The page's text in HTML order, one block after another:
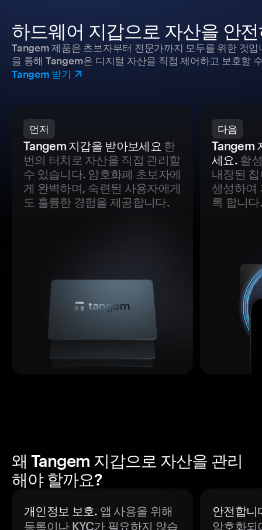
하드웨어 지갑으로 자산을 안
Tangem 제품은 초보자부터 전문가까지 모두를 위한 것
을 통해 Tangem은 디지털 자산을 직접 제어하고 보호할
Tangem 받기
먼저
Tangem 지갑을 받아보세요 한
번의 터치로 자산을 직접 관리할
수 있습니다. 암호화폐 초보자에
게 완벽하며, 숙련된 사용자에게
도 훌륭한 경험을 제공합니다.
다음
Tangem
세요.활
내장된
생성하여
록 합니다.
왜 Tangem 지갑으로 자산을 관리
해야 할까요?
개인정보 보호. 앱 사용을 위해
등록이나 KYC가 필요하지 않습
안전합니
암호화되